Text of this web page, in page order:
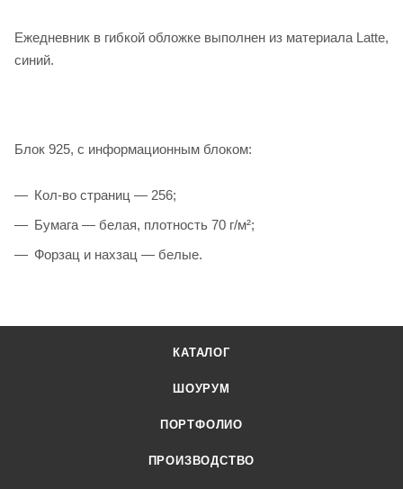
Ежедневник в гибкой обложке выполнен из материала Latte,
синий.
Блок 925, с информационным блоком:
Кол-во страниц — 256;
Бумага — белая, плотность 70 г/м²;
Форзац и нахзац — белые.
КАТАЛОГ
ШОУРУМ
ПОРТФОЛИО
ПРОИЗВОДСТВО